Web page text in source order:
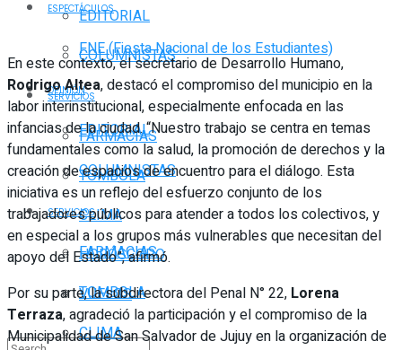
EDITORIAL
COLUMNISTAS
SERVICIOS
FARMACIAS
TOMBOLA
CLIMA
HORÓSCOPO
VUELOS
ESPECTÁCULOS
FNE (Fiesta Nacional de los Estudiantes)
OPINIÓN
EDITORIAL
COLUMNISTAS
SERVICIOS
FARMACIAS
TOMBOLA
CLIMA
En este contexto, el secretario de Desarrollo Humano,
Rodrigo Altea, destacó el compromiso del municipio en la
labor interinstitucional, especialmente enfocada en las
infancias de la ciudad. “Nuestro trabajo se centra en temas
fundamentales como la salud, la promoción de derechos y la
creación de espacios de encuentro para el diálogo. Esta
iniciativa es un reflejo del esfuerzo conjunto de los
trabajadores públicos para atender a todos los colectivos, y
en especial a los grupos más vulnerables que necesitan del
apoyo del Estado”, afirmó.
Por su parte, la subdirectora del Penal N° 22, Lorena
Terraza, agradeció la participación y el compromiso de la
Municipalidad de San Salvador de Jujuy en la organización de